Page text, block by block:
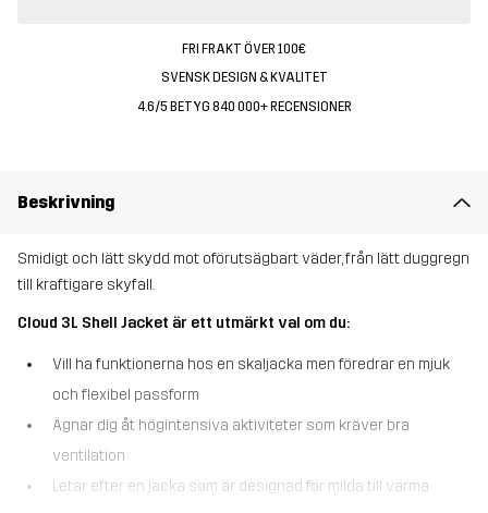
FRI FRAKT ÖVER 100€
SVENSK DESIGN & KVALITET
4.6/5 BETYG 840 000+ RECENSIONER
Beskrivning
Smidigt och lätt skydd mot oförutsägbart väder, från lätt duggregn
till kraftigare skyfall.
Cloud 3L Shell Jacket är ett utmärkt val om du:
Vill ha funktionerna hos en skaljacka men föredrar en mjuk
och flexibel passform
Ägnar dig åt högintensiva aktiviteter som kräver bra
ventilation
Letar efter en jacka som är designad för milda till varma